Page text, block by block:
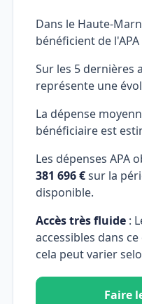
Dans le Haute-
bénéficient de l'APA
Sur les 5 dernières
représente une
La dépense
bénéficiaire est
Les dépenses APA
381 696 €sur la
disponible.
Accès très fluide :
accessibles dans
cela peut varier
Faire